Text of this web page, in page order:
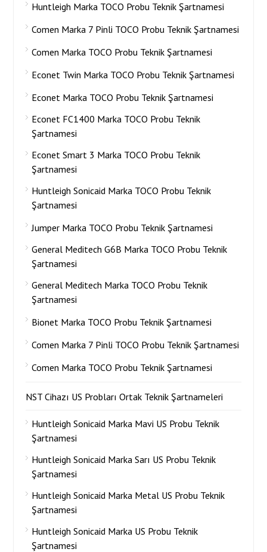
Huntleigh Marka TOCO Probu Teknik Şartnamesi
Comen Marka 7 Pinli TOCO Probu Teknik Şartnamesi
Comen Marka TOCO Probu Teknik Şartnamesi
Econet Twin Marka TOCO Probu Teknik Şartnamesi
Econet Marka TOCO Probu Teknik Şartnamesi
Econet FC1400 Marka TOCO Probu Teknik
Şartnamesi
Econet Smart 3 Marka TOCO Probu Teknik
Şartnamesi
Huntleigh Sonicaid Marka TOCO Probu Teknik
Şartnamesi
Jumper Marka TOCO Probu Teknik Şartnamesi
General Meditech G6B Marka TOCO Probu Teknik
Şartnamesi
General Meditech Marka TOCO Probu Teknik
Şartnamesi
Bionet Marka TOCO Probu Teknik Şartnamesi
Comen Marka 7 Pinli TOCO Probu Teknik Şartnamesi
Comen Marka TOCO Probu Teknik Şartnamesi
NST Cihazı US Probları Ortak Teknik Şartnameleri
Huntleigh Sonicaid Marka Mavi US Probu Teknik
Şartnamesi
Huntleigh Sonicaid Marka Sarı US Probu Teknik
Şartnamesi
Huntleigh Sonicaid Marka Metal US Probu Teknik
Şartnamesi
Huntleigh Sonicaid Marka US Probu Teknik
Şartnamesi